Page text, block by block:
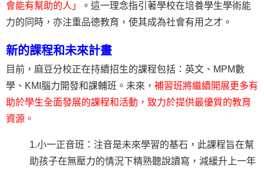
會能有幫助的人」
。這一理念指引著學校在培養學生學術能
力的同時，亦注重品德教育，使其成為社會有用之才。
新的課程和未來計畫
目前，麻豆分校正在持續招生的課程包括：英文、MPM數
學、KMI腦力開發和課輔班。未來， 補習班將繼續開展更多有
助於學生全面發展的課程和活動，致力於提供最優質的教育
資源。
1.小一正音班：注音是未來學習的基石，此課程旨在幫
助孩子在無壓力的情況下精熟聽說讀寫，減緩升上一年